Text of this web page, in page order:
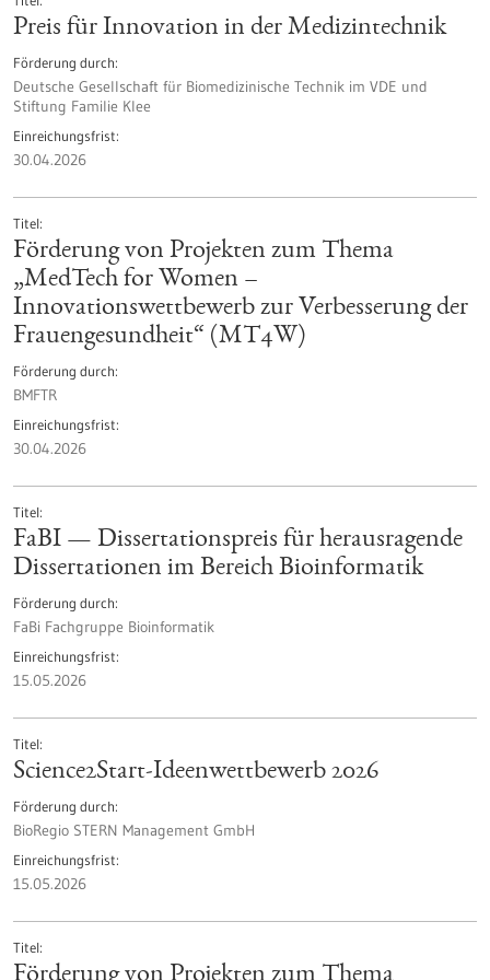
Preis für Innovation in der Medizintechnik
Förderung durch
Deutsche Gesellschaft für Biomedizinische Technik im VDE und
Stiftung Familie Klee
Einreichungsfrist
30.04.2026
Titel
Förderung von Projekten zum Thema
„MedTech for Women –
Innovationswettbewerb zur Verbesserung der
Frauengesundheit“ (MT4W)
Förderung durch
BMFTR
Einreichungsfrist
30.04.2026
Titel
FaBI — Dissertationspreis für herausragende
Dissertationen im Bereich Bioinformatik
Förderung durch
FaBi Fachgruppe Bioinformatik
Einreichungsfrist
15.05.2026
Titel
Science2Start-Ideenwettbewerb 2026
Förderung durch
BioRegio STERN Management GmbH
Einreichungsfrist
15.05.2026
Titel